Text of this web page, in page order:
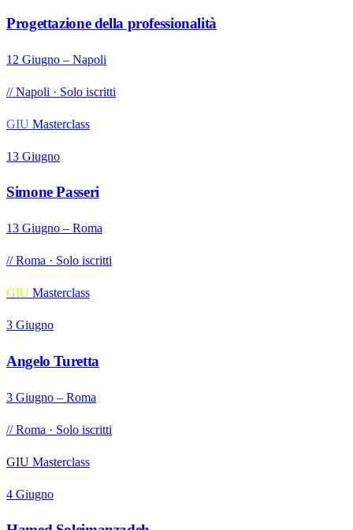
Progettazione della professionalità
12 Giugno – Napoli
// Napoli · Solo iscritti
GIU Masterclass
13 Giugno
Simone Passeri
13 Giugno – Roma
// Roma · Solo iscritti
GIU Masterclass
3 Giugno
Angelo Turetta
3 Giugno – Roma
// Roma · Solo iscritti
GIU Masterclass
4 Giugno